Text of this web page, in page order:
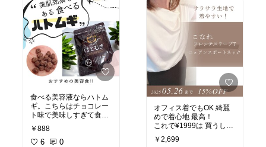
#オリジナル写真
#ベストコスメ
#ツヤ髪
#洗い流さないトリート
メント
#ヘアスプレー
#数量限定商品
#おすすめ商品
#買って良かった物
#楽天room
食べる美容液ならハトム
ギ。こちらはチョコレー
ト味で美味しすぎて食べ
たらとまらない！
ヨーグルトにかけてもよ
し、オーツミルクにはち
￥888
6 0
#模様替え
#モノトーンインテリア
#ナチュラルインテリア
#おすすめ商品
#買って良かった物
#楽天room
オフィス着でもOK 綺麗
めで着心地 最高！
これで¥1999は 買うしか
ない！
￥2,699